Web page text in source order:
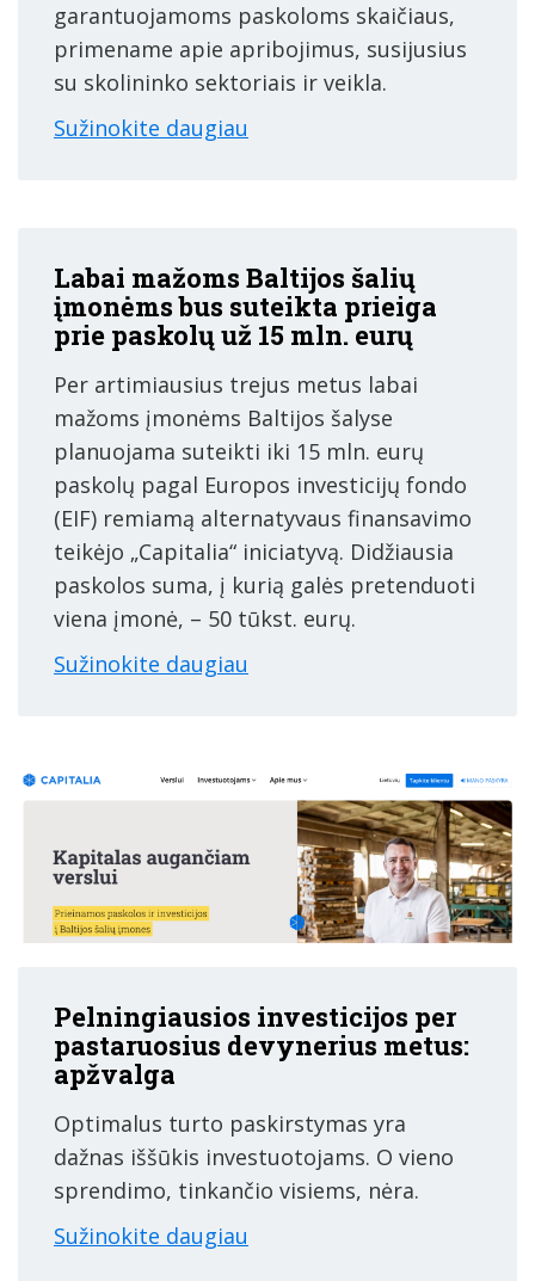
garantuojamoms paskoloms skaičiaus,
primename apie apribojimus, susijusius
su skolininko sektoriais ir veikla.
Sužinokite daugiau
Labai mažoms Baltijos šalių
įmonėms bus suteikta prieiga
prie paskolų už 15 mln. eurų
Per artimiausius trejus metus labai
mažoms įmonėms Baltijos šalyse
planuojama suteikti iki 15 mln. eurų
paskolų pagal Europos investicijų fondo
(EIF) remiamą alternatyvaus finansavimo
teikėjo „Capitalia“ iniciatyvą. Didžiausia
paskolos suma, į kurią galės pretenduoti
viena įmonė, – 50 tūkst. eurų.
Sužinokite daugiau
Pelningiausios investicijos per
pastaruosius devynerius metus:
apžvalga
Optimalus turto paskirstymas yra
dažnas iššūkis investuotojams. O vieno
sprendimo, tinkančio visiems, nėra.
Sužinokite daugiau